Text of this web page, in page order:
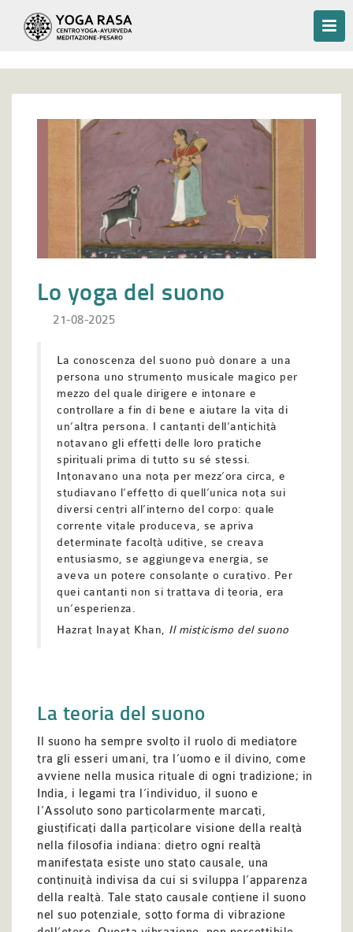
Lo yoga del suono
21-08-2025
La conoscenza del suono può donare a una
persona uno strumento musicale magico per
mezzo del quale dirigere e intonare e
controllare a fin di bene e aiutare la vita di
un’altra persona. I cantanti dell’antichità
notavano gli effetti delle loro pratiche
spirituali prima di tutto su sé stessi.
Intonavano una nota per mezz’ora circa, e
studiavano l’effetto di quell’unica nota sui
diversi centri all’interno del corpo: quale
corrente vitale produceva, se apriva
determinate facoltà uditive, se creava
entusiasmo, se aggiungeva energia, se
aveva un potere consolante o curativo. Per
quei cantanti non si trattava di teoria, era
un’esperienza.
Hazrat Inayat Khan, Il misticismo del suono
La teoria del suono
Il suono ha sempre svolto il ruolo di mediatore
tra gli esseri umani, tra l’uomo e il divino, come
avviene nella musica rituale di ogni tradizione; in
India, i legami tra l’individuo, il suono e
l’Assoluto sono particolarmente marcati,
giustificati dalla particolare visione della realtà
nella filosofia indiana: dietro ogni realtà
manifestata esiste uno stato causale, una
continuità indivisa da cui si sviluppa l’apparenza
della realtà. Tale stato causale contiene il suono
nel suo potenziale, sotto forma di vibrazione